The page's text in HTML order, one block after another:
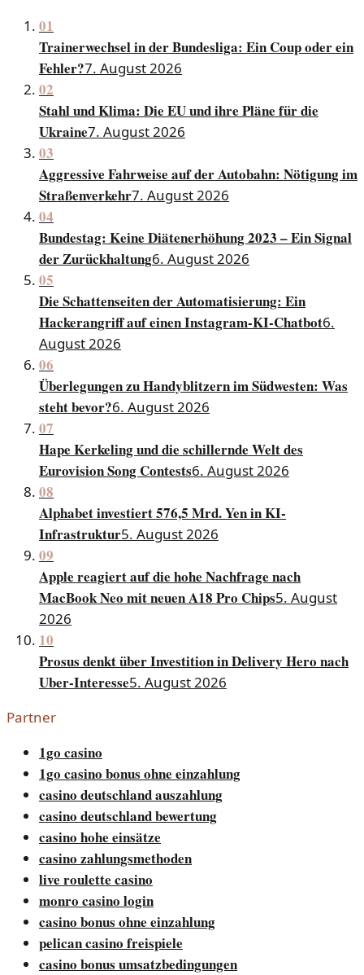
01
Trainerwechsel in der Bundesliga: Ein Coup oder ein
Fehler?7. August 2026
02
Stahl und Klima: Die EU und ihre Pläne für die
Ukraine7. August 2026
03
Aggressive Fahrweise auf der Autobahn: Nötigung im
Straßenverkehr7. August 2026
04
Bundestag: Keine Diätenerhöhung 2023 – Ein Signal
der Zurückhaltung6. August 2026
05
Die Schattenseiten der Automatisierung: Ein
Hackerangriff auf einen Instagram-KI-Chatbot6.
August 2026
06
Überlegungen zu Handyblitzern im Südwesten: Was
steht bevor?6. August 2026
07
Hape Kerkeling und die schillernde Welt des
Eurovision Song Contests6. August 2026
08
Alphabet investiert 576,5 Mrd. Yen in KI-
Infrastruktur5. August 2026
09
Apple reagiert auf die hohe Nachfrage nach
MacBook Neo mit neuen A18 Pro Chips5. August
2026
10
Prosus denkt über Investition in Delivery Hero nach
Uber-Interesse5. August 2026
Partner
1go casino
1go casino bonus ohne einzahlung
casino deutschland auszahlung
casino deutschland bewertung
casino hohe einsätze
casino zahlungsmethoden
live roulette casino
monro casino login
casino bonus ohne einzahlung
pelican casino freispiele
casino bonus umsatzbedingungen